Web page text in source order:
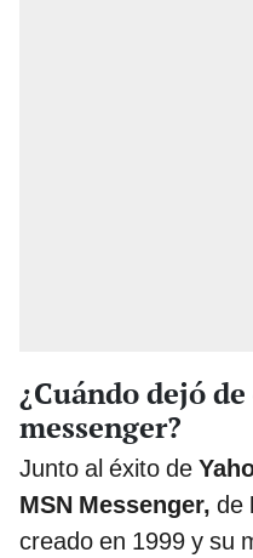
¿Cuándo dejó
messenger?
Junto al éxito de
MSN Messenger, de
creado en 1999 y su